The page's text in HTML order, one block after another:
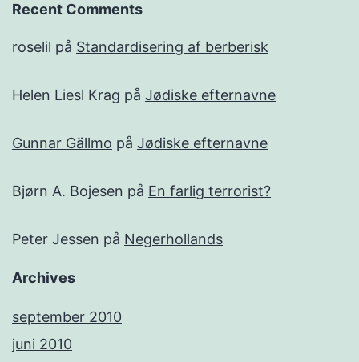
Recent Comments
roselil på Standardisering af berberisk
Helen Liesl Krag på Jødiske efternavne
Gunnar Gällmo på Jødiske efternavne
Bjørn A. Bojesen på En farlig terrorist?
Peter Jessen på Negerhollands
Archives
september 2010
juni 2010